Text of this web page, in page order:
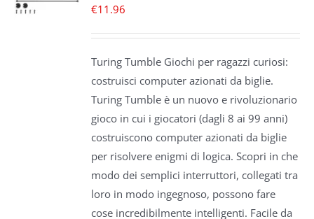
€11.96
Turing Tumble Giochi per ragazzi curiosi:
costruisci computer azionati da biglie.
Turing Tumble è un nuovo e rivoluzionario
gioco in cui i giocatori (dagli 8 ai 99 anni)
costruiscono computer azionati da biglie
per risolvere enigmi di logica. Scopri in che
modo dei semplici interruttori, collegati tra
loro in modo ingegnoso, possono fare
cose incredibilmente intelligenti. Facile da